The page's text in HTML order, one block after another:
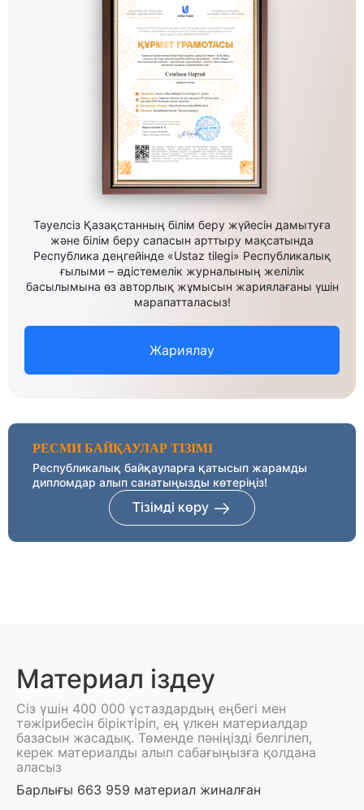
Тәуелсіз Қазақстанның білім беру жүйесін дамытуға
және білім беру сапасын арттыру мақсатында
Республика деңгейінде «Ustaz tilegi» Республикалық
ғылыми – әдістемелік журналының желілік
басылымына өз авторлық жұмысын жариялағаны үшін
марапатталасыз!
Жариялау
РЕСМИ БАЙҚАУЛАР ТІЗІМІ
Республикалық байқауларға қатысып жарамды
дипломдар алып санатыңызды көтеріңіз!
Тізімді көру
Материал іздеу
Сіз үшін 400 000 ұстаздардың еңбегі мен
тәжірибесін біріктіріп, ең үлкен материалдар
базасын жасадық. Төменде пәніңізді белгілеп,
керек материалды алып сабағыңызға қолдана
аласыз
Барлығы 663 959 материал жиналған